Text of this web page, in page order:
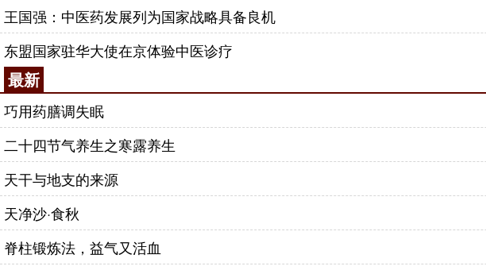
王国强：中医药发展列为国家战略具备良机
东盟国家驻华大使在京体验中医诊疗
最新
巧用药膳调失眠
二十四节气养生之寒露养生
天干与地支的来源
天净沙·食秋
脊柱锻炼法，益气又活血